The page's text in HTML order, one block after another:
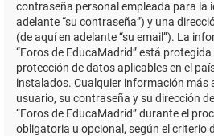
contraseña personal empleada para la
adelante “su contraseña”) y una
(de aquí en adelante “su email”). La
“Foros de EducaMadrid” está
protección de datos aplicables en el
instalados. Cualquier información más
usuario, su contraseña y su dirección
“Foros de EducaMadrid” durante el
obligatoria u opcional, según el criterio